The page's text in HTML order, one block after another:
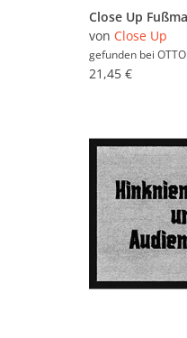
von Close Up
gefunden bei OTTO
21,45 €